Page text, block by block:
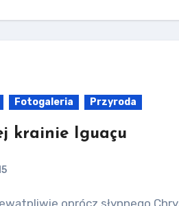
Fotogaleria Przyroda
krainie Iguaçu
oprócz słynnego